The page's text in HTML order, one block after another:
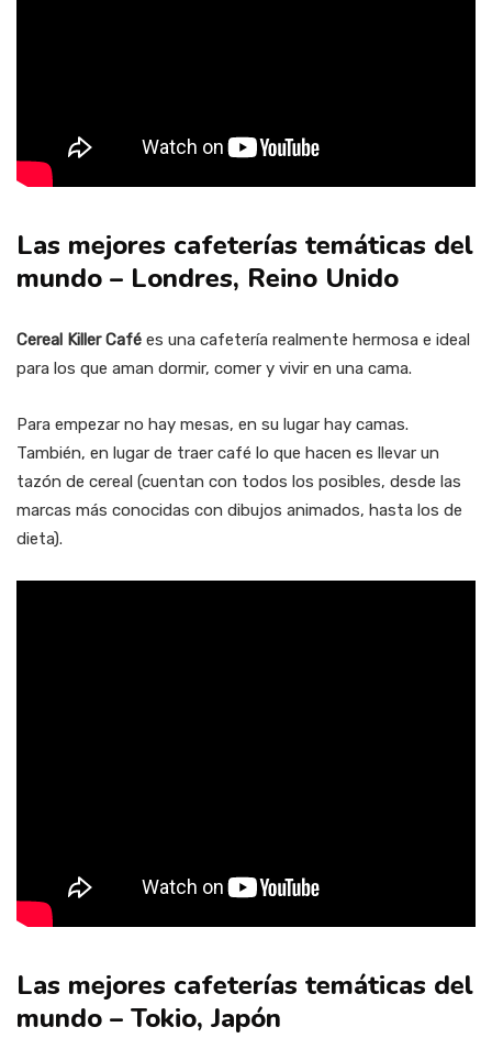
Las mejores cafeterías temáticas del
mundo – Londres, Reino Unido
Cereal Killer Café es una cafetería realmente hermosa e ideal
para los que aman dormir, comer y vivir en una cama.
Para empezar no hay mesas, en su lugar hay camas.
También, en lugar de traer café lo que hacen es llevar un
tazón de cereal (cuentan con todos los posibles, desde las
marcas más conocidas con dibujos animados, hasta los de
dieta).
Las mejores cafeterías temáticas del
mundo – Tokio, Japón